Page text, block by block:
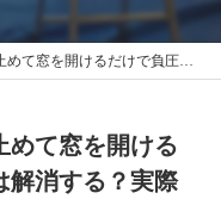
する？実際に効果を得た事例を大公開！【MIST工法®カビバスターズ本部】
めて窓を開ける
解消する？実際